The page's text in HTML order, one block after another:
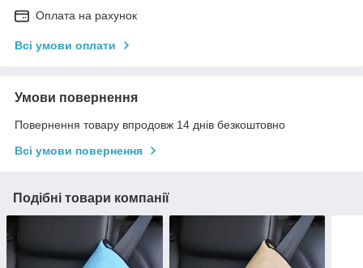
Оплата на рахунок
Всі умови оплати
Умови повернення
Повернення товару впродовж 14 днів безкоштовно
Всі умови повернення
Подібні товари компанії